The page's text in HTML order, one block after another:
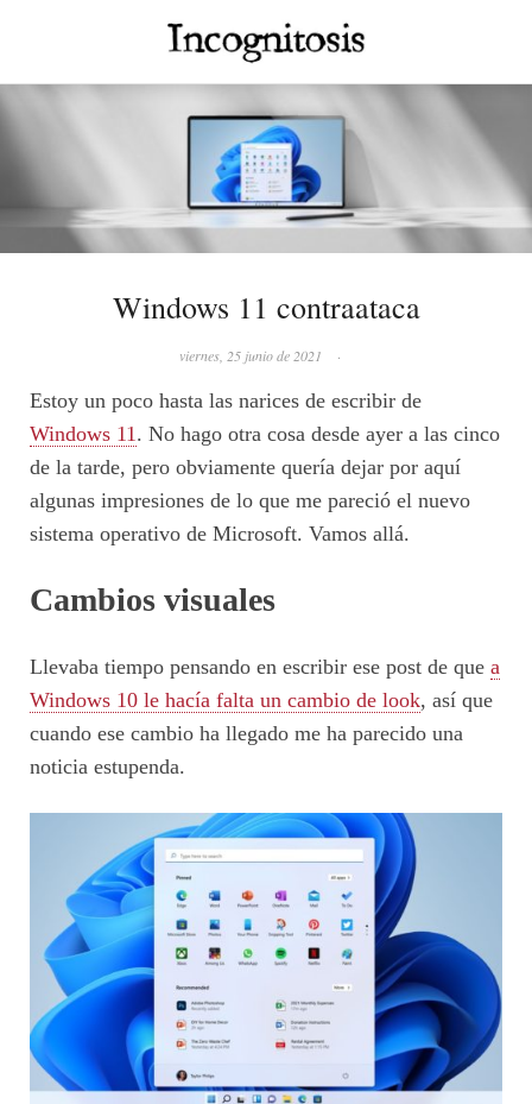
Windows 11 contraataca
viernes, 25 junio de 2021 ·
Estoy un poco hasta las narices de escribir de
Windows 11 . No hago otra cosa desde ayer a las cinco
de la tarde, pero obviamente quería dejar por aquí
algunas impresiones de lo que me pareció el nuevo
sistema operativo de Microsoft. Vamos allá.
Cambios visuales
Llevaba tiempo pensando en escribir ese post de que a
Windows 10 le hacía falta un cambio de look, así que
cuando ese cambio ha llegado me ha parecido una
noticia estupenda.